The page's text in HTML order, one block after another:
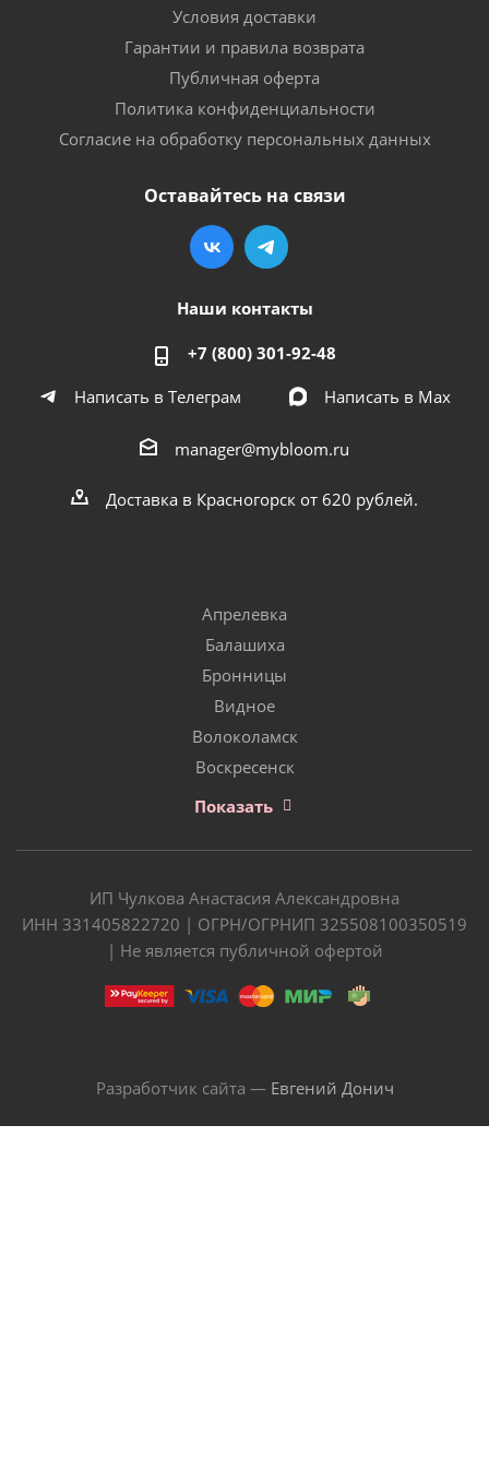
Условия доставки
Гарантии и правила возврата
Публичная оферта
Политика конфиденциальности
Согласие на обработку персональных данных
Оставайтесь на связи
Наши контакты
+7 (800) 301-92-48
Написать в Телеграм
Написать в Мах
manager@mybloom.ru
Доставка в Красногорск от 620 рублей.
Апрелевка
Балашиха
Бронницы
Видное
Волоколамск
Воскресенск
Показать
ИП Чулкова Анастасия Александровна
ИНН 331405822720 | ОГРН/ОГРНИП 325508100350519
| Не является публичной офертой
Разработчик сайта — Евгений Донич